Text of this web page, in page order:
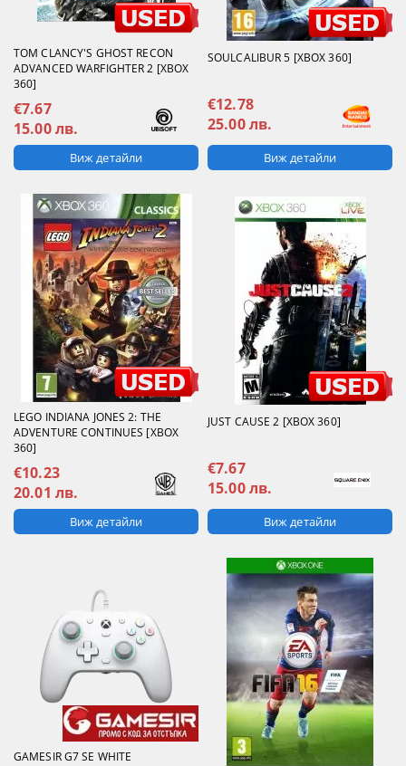
TOM CLANCY'S GHOST RECON
ADVANCED WARFIGHTER 2 [XBOX
360]
€7.67
15.00 лв.
Виж детайли
SOULCALIBUR 5 [XBOX 360]
€12.78
25.00 лв.
Виж детайли
LEGO INDIANA JONES 2: THE
ADVENTURE CONTINUES [XBOX
360]
€10.23
20.01 лв.
Виж детайли
JUST CAUSE 2 [XBOX 360]
€7.67
15.00 лв.
Виж детайли
GAMESIR G7 SE WHITE